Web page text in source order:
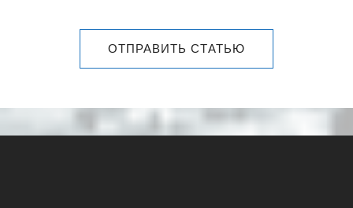
ОТПРАВИТЬ СТАТЬЮ